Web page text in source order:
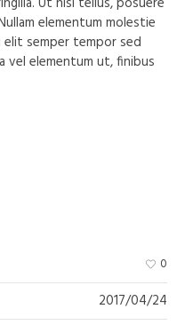
elementum molestie
semper tempor sed
vel elementum ut, finibus
0
2017/04/24